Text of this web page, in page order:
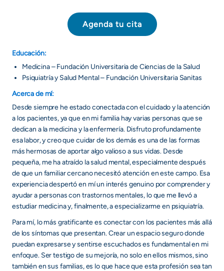
Agenda tu cita
Educación:
Medicina – Fundación Universitaria de Ciencias de la Salud
Psiquiatría y Salud Mental – Fundación Universitaria Sanitas
Acerca de mí:
Desde siempre he estado conectada con el cuidado y la atención
a los pacientes, ya que en mi familia hay varias personas que se
dedican a la medicina y la enfermería. Disfruto profundamente
esa labor, y creo que cuidar de los demás es una de las formas
más hermosas de aportar algo valioso a sus vidas. Desde
pequeña, me ha atraído la salud mental, especialmente después
de que un familiar cercano necesitó atención en este campo. Esa
experiencia despertó en mí un interés genuino por comprender y
ayudar a personas con trastornos mentales, lo que me llevó a
estudiar medicina y, finalmente, a especializarme en psiquiatría.
Para mí, lo más gratificante es conectar con los pacientes más allá
de los síntomas que presentan. Crear un espacio seguro donde
puedan expresarse y sentirse escuchados es fundamental en mi
enfoque. Ser testigo de su mejoría, no solo en ellos mismos, sino
también en sus familias, es lo que hace que esta profesión sea tan